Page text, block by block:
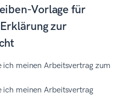
Vorlage für
zur
ich meinen Arbeitsvertrag zum
ich meinen Arbeitsvertrag